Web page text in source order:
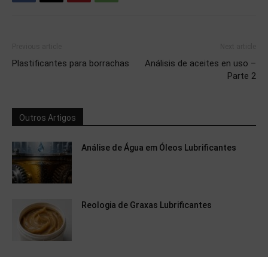
Plastificantes para borrachas
Análisis de aceites en uso –
Parte 2
Outros Artigos
Análise de Água em Óleos Lubrificantes
Reologia de Graxas Lubrificantes